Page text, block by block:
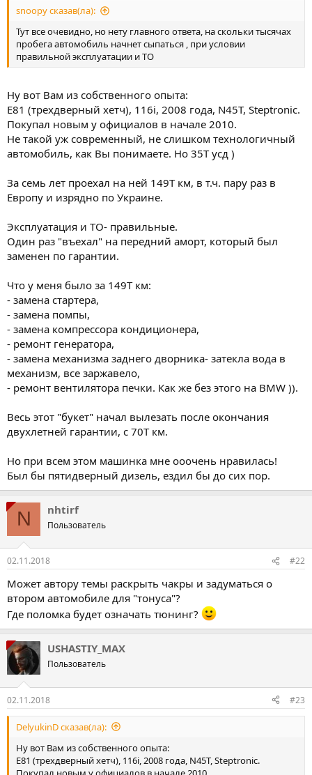
snoopy сказав(ла):
Тут все очевидно, но нету главного ответа, на скольки тысячах
пробега автомобиль начнет сыпаться , при условии
правильной эксплуатации и ТО
Ну вот Вам из собственного опыта:
Е81 (трехдверный хетч), 116i, 2008 года, N45T, Steptronic.
Покупал новым у официалов в начале 2010.
Не такой уж современный, не слишком технологичный
автомобиль, как Вы понимаете. Но 35Т усд )
За семь лет проехал на ней 149Т км, в т.ч. пару раз в
Европу и изрядно по Украине.
Эксплуатация и ТО- правильные.
Один раз "въехал" на передний аморт, который был
заменен по гарантии.
Что у меня было за 149Т км:
- замена стартера,
- замена помпы,
- замена компрессора кондиционера,
- ремонт генератора,
- замена механизма заднего дворника- затекла вода в
механизм, все заржавело,
- ремонт вентилятора печки. Как же без этого на BMW )).
Весь этот "букет" начал вылезать после окончания
двухлетней гарантии, с 70Т км.
Но при всем этом машинка мне ооочень нравилась!
Был бы пятидверный дизель, ездил бы до сих пор.
N nhtirf
Пользователь
02.11.2018 #22
Может автору темы раскрыть чакры и задуматься о
втором автомобиле для "тонуса"?
Где поломка будет означать тюнинг?
USHASTIY_MAX
Пользователь
02.11.2018 #23
DelyukinD сказав(ла):
Ну вот Вам из собственного опыта:
Е81 (трехдверный хетч), 116i, 2008 года, N45T, Steptronic.